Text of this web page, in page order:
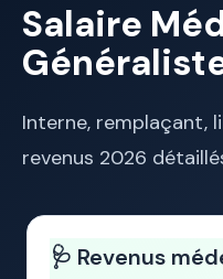
Salaire
Interne, remplaçant,
revenus 2026
🩺 Revenus